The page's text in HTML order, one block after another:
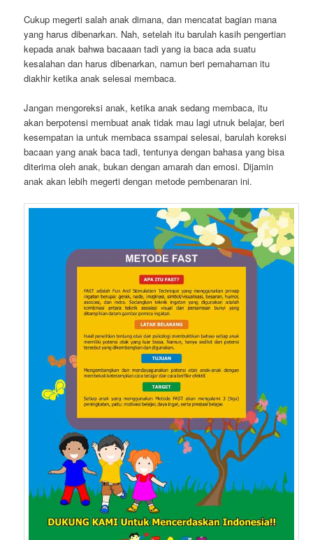
Cukup megerti salah anak dimana, dan mencatat bagian mana
yang harus dibenarkan. Nah, setelah itu barulah kasih pengertian
kepada anak bahwa bacaaan tadi yang ia baca ada suatu
kesalahan dan harus dibenarkan, namun beri pemahaman itu
diakhir ketika anak selesai membaca.
Jangan mengoreksi anak, ketika anak sedang membaca, itu
akan berpotensi membuat anak tidak mau lagi utnuk belajar, beri
kesempatan ia untuk membaca ssampai selesai, barulah koreksi
bacaan yang anak baca tadi, tentunya dengan bahasa yang bisa
diterima oleh anak, bukan dengan amarah dan emosi. Dijamin
anak akan lebih megerti dengan metode pembenaran ini.